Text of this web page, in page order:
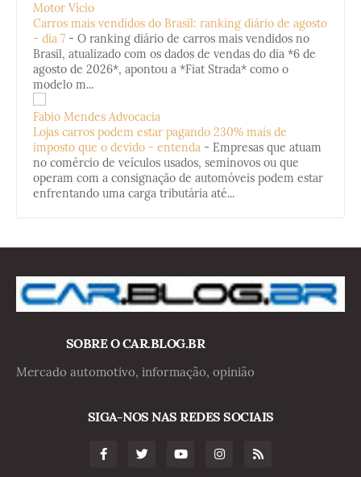
Motor Vício
Carros mais vendidos do Brasil: ranking diário de agosto
- dia 7 - O ranking diário de carros mais vendidos no
Brasil, atualizado com os dados de vendas do dia *6 de
agosto de 2026*, apontou a *Fiat Strada* como o
modelo m...
Fabio Mendes Advocacia
Lojas carros podem estar pagando 230% mais de
imposto que o devido - entenda - Empresas que atuam
no comércio de veículos usados, seminovos ou que
operam com a consignação de automóveis podem estar
enfrentando uma carga tributária até...
SOBRE O CAR.BLOG.BR
Mercado automotivo, informação, opinião
SIGA-NOS NAS REDES SOCIAIS